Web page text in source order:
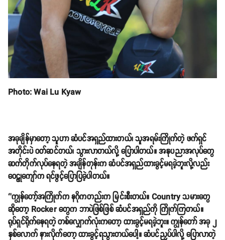
Photo: Wai Lu Kyaw
အခုချိန်မှာတော့ သူဟာ ဆံပင်အရှည်ထားတယ်၊ သူအရမ်းကြိုက်တဲ့ ဖက်ရှင်
အတိုင်းပဲ ဝတ်ဆင်တယ်၊ သွားလာတယ်လို့ ပြောပါတယ်။ အနုပညာအလုပ်တွေ
ဆက်တိုက်လုပ်နေရတဲ့ အချိန်တုန်းက ဆံပင်အရှည်ထားခွင့်မရခဲ့ဘူးလို့လည်း
ဝေဠုကျော်က ရင်ဖွင့်ပြောပြခဲ့ပါတယ်။
‘’ကျွန်တော့်အကြိုက်က နဂိုကတည်းက မြင်းစီးတယ်။ Country သမားတွေ
ဆိုတော့ Rocker တွေက ဘာပဲဖြစ်ဖြစ် ဆံပင်အရှည်ကို ကြိုက်ကြတယ်။
ရုပ်ရှင်ရိုက်နေရတဲ့ တစ်လျှောက်လုံးကတော့ ထားခွင့်မရခဲ့ဘူး။ ကျွန်တော် အခု ၂
နှစ်လောက် နားလိုက်တော့ ထားခွင့်ရသွားတယ်ပေါ့။ ဆံပင်ညှပ်ပါလို့ ပြောလာတဲ့